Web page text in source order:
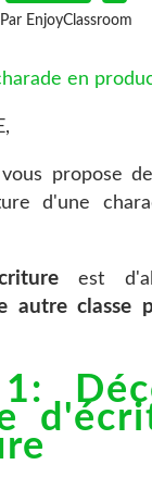
Par EnjoyClassroom
propose
d'une
est
autre classe
1: